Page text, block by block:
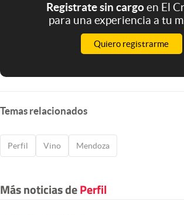
Registrate sin cargoen El
para una experiencia a tu
Quiero registrarme
Temas relacionados
Perfil Vino Mendoza
Más noticias dePerfil